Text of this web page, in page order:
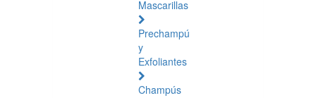
Mascarillas
Prechampú
y
Exfoliantes
Champús